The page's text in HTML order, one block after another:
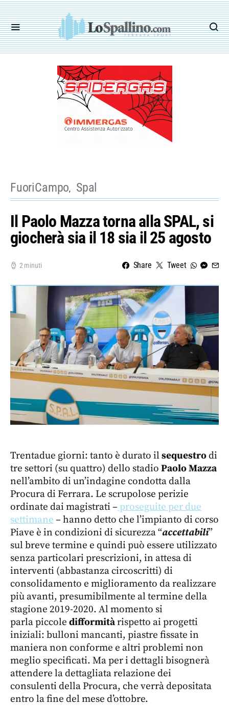
FuoriCampo Spal
Il Paolo Mazza torna alla SPAL, si
giocherà sia il 18 sia il 25 agosto
2 minuti Share Tweet
Trentadue giorni: tanto è durato ilsequestrodi
tre settori (su quattro) dello stadio Paolo Mazza
nell’ambito di un’indagine condotta dalla
Procura di Ferrara. Le scrupolose perizie
ordinate dai magistrati – proseguite per due
settimane – hanno detto che l’impianto di corso
Piave è in condizioni di sicurezza “accettabili”
sul breve termine e quindi può essere utilizzato
senza particolari prescrizioni, in attesa di
interventi (abbastanza circoscritti) di
consolidamento e miglioramento da realizzare
più avanti, presumibilmente al termine della
stagione 2019-2020. Al momento si
parla piccole difformitàrispetto ai progetti
iniziali: bulloni mancanti, piastre fissate in
maniera non conforme e altri problemi non
meglio specificati. Ma per i dettagli bisognerà
attendere la dettagliata relazione dei
consulenti della Procura, che verrà depositata
entro la fine del mese d’ottobre.